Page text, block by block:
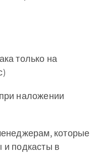
только на
наложении
которые
подкасты в